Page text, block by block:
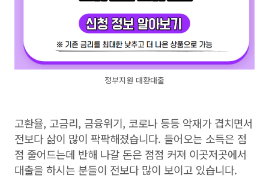
정부지원 대환대출
고환율, 고금리, 금융위기, 코로나 등등 악재가 겹치면서
전보다 삶이 많이 팍팍해졌습니다. 들어오는 소득은 점
점 줄어드는데 반해 나갈 돈은 점점 커져 이곳저곳에서
대출을 하시는 분들이 전보다 많이 보이고 있습니다.